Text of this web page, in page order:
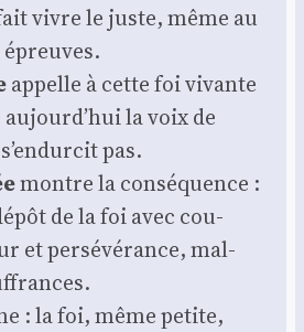
vivre le juste, même au
appelle à cette foi vivante
la voix de
pas.
montre la consé­quence :
de la foi avec cou­
et per­sé­vé­rance, mal­
: la foi, même petite,